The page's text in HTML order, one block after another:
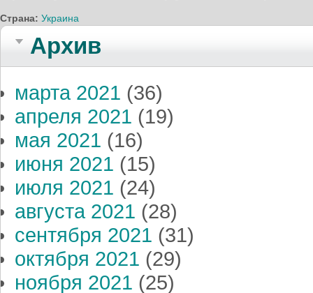
Страна: Украина
Архив
марта 2021 (36)
апреля 2021 (19)
мая 2021 (16)
июня 2021 (15)
июля 2021 (24)
августа 2021 (28)
сентября 2021 (31)
октября 2021 (29)
ноября 2021 (25)